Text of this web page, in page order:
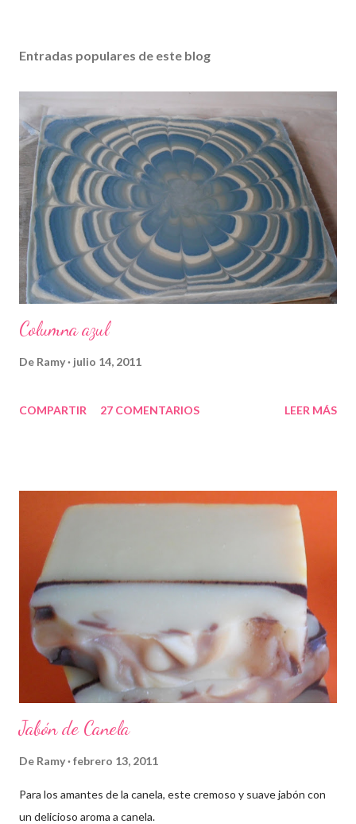
Entradas populares de este blog
Columna azul
De Ramy julio 14, 2011
COMPARTIR 27 COMENTARIOS LEER MÁS
Jabón de Canela
De Ramy febrero 13, 2011
Para los amantes de la canela, este cremoso y suave jabón con
un delicioso aroma a canela.